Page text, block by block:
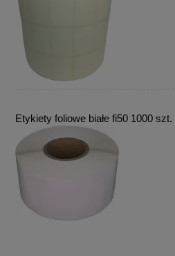
Etykiety foliowe białe fi50 1000 szt.